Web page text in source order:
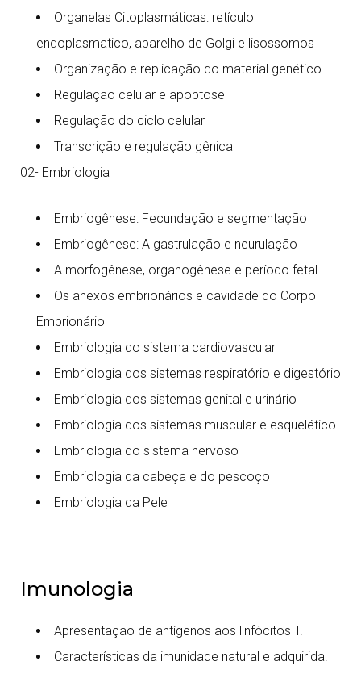
Organelas Citoplasmáticas: retículo
endoplasmatico, aparelho de Golgi e lisossomos
Organização e replicação do material genético
Regulação celular e apoptose
Regulação do ciclo celular
Transcrição e regulação gênica
02- Embriologia
Embriogênese: Fecundação e segmentação
Embriogênese: A gastrulação e neurulação
A morfogênese, organogênese e período fetal
Os anexos embrionários e cavidade do Corpo
Embrionário
Embriologia do sistema cardiovascular
Embriologia dos sistemas respiratório e digestório
Embriologia dos sistemas genital e urinário
Embriologia dos sistemas muscular e esquelético
Embriologia do sistema nervoso
Embriologia da cabeça e do pescoço
Embriologia da Pele
Imunologia
Apresentação de antígenos aos linfócitos T.
Características da imunidade natural e adquirida.